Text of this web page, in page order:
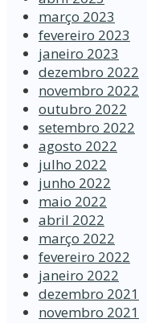
março 2023
fevereiro 2023
janeiro 2023
dezembro 2022
novembro 2022
outubro 2022
setembro 2022
agosto 2022
julho 2022
junho 2022
maio 2022
abril 2022
março 2022
fevereiro 2022
janeiro 2022
dezembro 2021
novembro 2021